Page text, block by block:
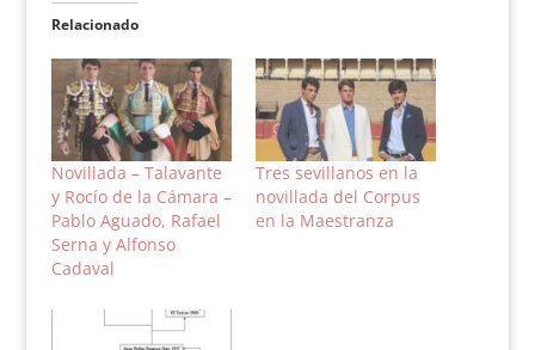
Relacionado
Novillada – Talavante
y Rocío de la Cámara –
Pablo Aguado, Rafael
Serna y Alfonso
Cadaval
Tres sevillanos en la
novillada del Corpus
en la Maestranza